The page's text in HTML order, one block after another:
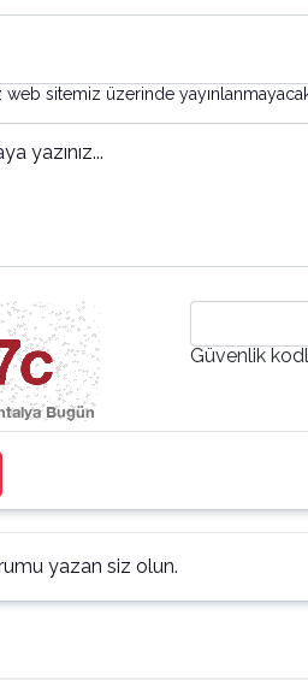
web sitemiz üzerinde
yazınız...
Güvenlik
yazan siz olun.